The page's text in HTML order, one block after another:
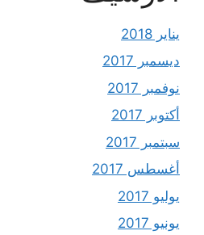
يناير 2018
ديسمبر 2017
نوفمبر 2017
أكتوبر 2017
سبتمبر 2017
أغسطس 2017
يوليو 2017
يونيو 2017